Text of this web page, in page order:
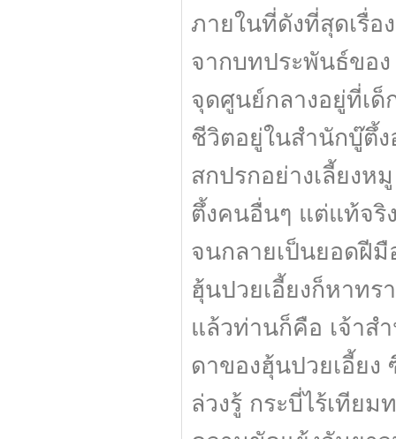
ภายในที่ดังที่สุดเรื่อ
จากบทประพันธ์ของ
จุดศูนย์กลางอยู่ที่เด็
ชีวิตอยู่ในสำนักบู๊ตึ้
สกปรกอย่างเลี้ยง
ตึ้งคนอื่นๆ แต่แท้จริ
จนกลายเป็นยอดฝี
ฮุ้นปวยเอี้ยงก็หาทร
แล้วท่านก็คือ เจ้าส
ดาของฮุ้นปวยเอี้ยง
ล่วงรู้ กระบี่ไร้เทีย